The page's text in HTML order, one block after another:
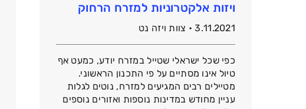
ויזות אלקטרוניות למזרח הרחוק
3.11.2021 • צוות ויזה נט
כפי שכל ישראלי שטייל במזרח יודע, כמעט אף
טיול אינו מסתיים על פי התכנון הראשוני.
מטיילים רבים המגיעים למזרח, נוטים לגלות
עניין מחודש במדינות נוספות ואזורים נוספים